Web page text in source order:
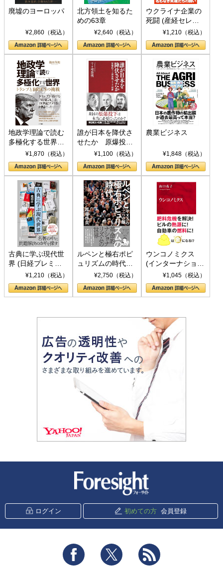
廃墟のヨーロッパ
¥2,860（税込）
北方領土を知るた
めの63章
¥2,640（税込）
ウクライナ企業の
死闘 (産経セレク
ト S 039)¥1,210（税込）
地政学理論で読む
多極化する世界：
トランプとBRICS
の挑戦
¥1,870（税込）
誰が日本を降伏さ
せたか 原爆投
下、ソ連参戦、そ
して聖断 (PHP新
書)
¥1,100（税込）
農業ビジネス
¥1,848（税込）
古典に学ぶ現代世
界 (日経プレミア
シリーズ)¥1,210（税込）
ルペンと極右ポピ
ュリズムの時代：
〈ヤヌス〉の二つ
の顔
¥2,750（税込）
ウンコノミクス
(インターナショナ
ル新書)¥1,045（税込）
ログイン 初めての方 会員登録
Facebook Twitter